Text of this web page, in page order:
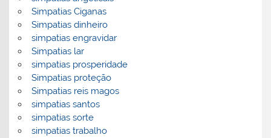
Simpatias Ciganas
Simpatias dinheiro
simpatias engravidar
Simpatias lar
simpatias prosperidade
Simpatias proteção
Simpatias reis magos
simpatias santos
simpatias sorte
simpatias trabalho